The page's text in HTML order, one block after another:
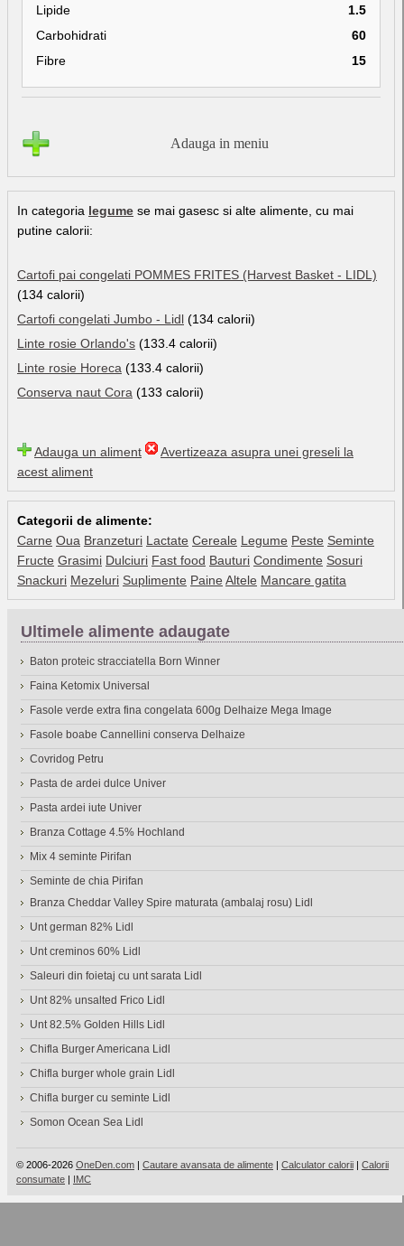
Lipide
1.5
Carbohidrati
60
Fibre
15
Adauga in meniu
In categoria legume se mai gasesc si alte alimente, cu mai
putine calorii:
Cartofi pai congelati POMMES FRITES (Harvest Basket - LIDL)
(134 calorii)
Cartofi congelati Jumbo - Lidl (134 calorii)
Linte rosie Orlando's (133.4 calorii)
Linte rosie Horeca (133.4 calorii)
Conserva naut Cora (133 calorii)
Adauga un aliment
Avertizeaza asupra unei greseli la
acest aliment
Categorii de alimente:
Carne Oua Branzeturi Lactate Cereale Legume Peste Seminte
Fructe Grasimi Dulciuri Fast food Bauturi Condimente Sosuri
Snackuri Mezeluri Suplimente Paine Altele Mancare gatita
Ultimele alimente adaugate
Baton proteic stracciatella Born Winner
Faina Ketomix Universal
Fasole verde extra fina congelata 600g Delhaize Mega Image
Fasole boabe Cannellini conserva Delhaize
Covridog Petru
Pasta de ardei dulce Univer
Pasta ardei iute Univer
Branza Cottage 4.5% Hochland
Mix 4 seminte Pirifan
Seminte de chia Pirifan
Branza Cheddar Valley Spire maturata (ambalaj rosu) Lidl
Unt german 82% Lidl
Unt creminos 60% Lidl
Saleuri din foietaj cu unt sarata Lidl
Unt 82% unsalted Frico Lidl
Unt 82.5% Golden Hills Lidl
Chifla Burger Americana Lidl
Chifla burger whole grain Lidl
Chifla burger cu seminte Lidl
Somon Ocean Sea Lidl
© 2006-2026 OneDen.com | Cautare avansata de alimente | Calculator calorii | Calorii
consumate | IMC